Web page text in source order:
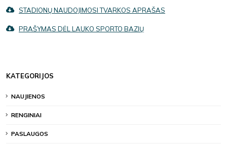
STADIONŲ NAUDOJIMOSI TVARKOS APRAŠAS
PRAŠYMAS DĖL LAUKO SPORTO BAZIŲ
KATEGORIJOS
NAUJIENOS
RENGINIAI
PASLAUGOS